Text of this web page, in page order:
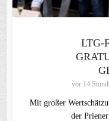
LTG-
vor 14
Mit großer
der